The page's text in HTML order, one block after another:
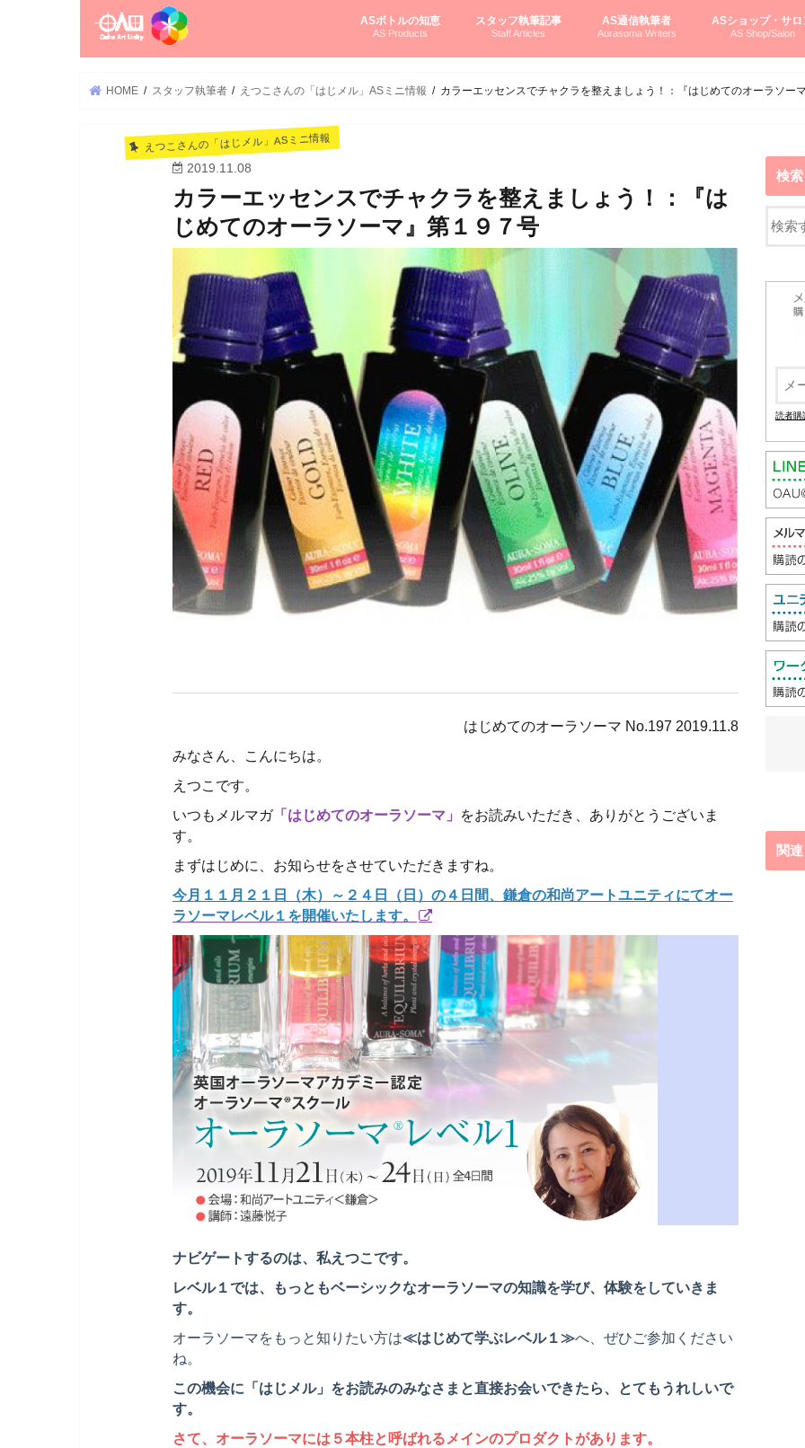
ASボトルの知恵
AS Products
スタッフ執筆記事
Staff Articles
AS通信執筆者
Aurasoma Writers
ASショップ・サロ
AS Shop/Salon
HOME スタッフ執筆者 えつこさんの「はじメル」ASミニ情報 カラーエッセンスでチャクラを整えましょう！：『はじめてのオーラソー
えつこさんの「はじメル」ASミニ情報
2019.11.08
カラーエッセンスでチャクラを整えましょう！：『は
じめてのオーラソーマ』第１９７号
はじめてのオーラソーマ No.197 2019.11.8
みなさん、こんにちは。
えつこです。
いつもメルマガ「はじめてのオーラソーマ」
をお読みいただき、ありがとうございま
す。
まずはじめに、お知らせをさせていただきますね。
今月１１月２１日（木）～２４日（日）の４日間、鎌倉の和尚アートユニティにてオー
ラソーマレベル１を開催いたします。
ナビゲートするのは、私えつこです。
レベル１では、もっともベーシックなオーラソーマの知識を学び、体験をしていきま
す。
オーラソーマをもっと知りたい方は≪はじめて学ぶレベル１≫へ、ぜひご参加ください
ね。
この機会に「はじメル」をお読みのみなさまと直接お会いできたら、とてもうれしいで
す。
さて、オーラソーマには５本柱と呼ばれるメインのプロダクトがあります。
検索
読者購
関